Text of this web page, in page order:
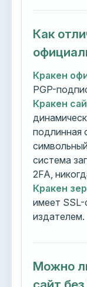
Как
Кракен
PGP-
Кракен
подлинная
система
2FA,
Кракен
имеет
издателем.
Можно